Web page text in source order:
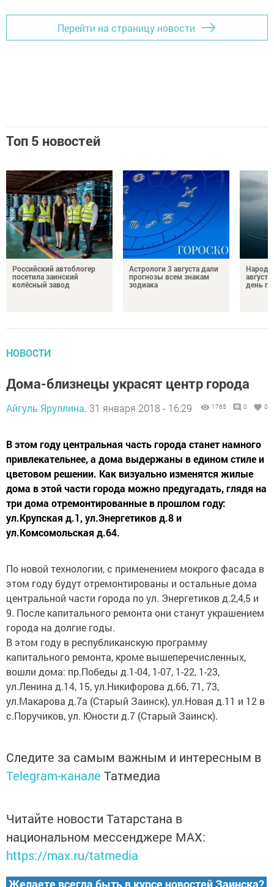
Перейти на страницу новости
Топ 5 новостей
Российский автоблогер
посетила заинский
колёсный завод
Астрологи 3 августа дали
прогнозы всем знакам
зодиака
день
НОВОСТИ
Дома-близнецы украсят центр города
Айгуль Яруллина, 31 января 2018 - 16:29 1765 0 0
В этом году центральная часть города станет намного
привлекательнее, а дома выдержаны в едином стиле и
цветовом решении. Как визуально изменятся жилые
дома в этой части города можно предугадать, глядя на
три дома отремонтированные в прошлом году:
ул.Крупская д.1, ул.Энергетиков д.8 и
ул.Комсомольская д.64.
По новой технологии, с применением мокрого фасада в
этом году будут отремонтированы и остальные дома
центральной части города по ул. Энергетиков д.2,4,5 и
9. После капитального ремонта они станут украшением
города на долгие годы.
В этом году в республиканскую программу
капитального ремонта, кроме вышеперечисленных,
вошли дома: пр.Победы д.1-04, 1-07, 1-22, 1-23,
ул.Ленина д.14, 15, ул.Никифорова д.66, 71, 73,
ул.Макарова д.7а (Старый Заинск), ул.Новая д.11 и 12 в
с.Поручиков, ул. Юности д.7 (Старый Заинск).
Следите за самым важным и интересным в
Telegram-канале Татмедиа
Читайте новости Татарстана в
национальном мессенджере MАХ:
https://max.ru/tatmedia
Желаете всегда быть в курсе новостей Заинска?